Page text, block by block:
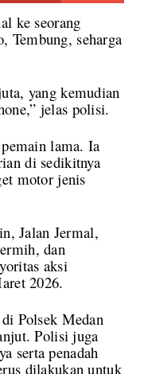
ke seorang
Tembung, seharga
yang kemudian
jelas polisi.
lama. Ia
di sedikitnya
motor jenis
Jalan Jermal,
dan
aksi
2026.
Polsek Medan
Polisi juga
serta penadah
dilakukan untuk